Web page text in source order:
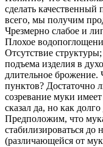
сделать качественный
всего, мы получим
Чрезмерно слабое и
Плохое
Отсутствие
подъема изделия в
длительное брожение.
пунктов? Достаточно
созревание муки
сказал да, но как
Предположим, что
стабилизироваться до
(различающейся от